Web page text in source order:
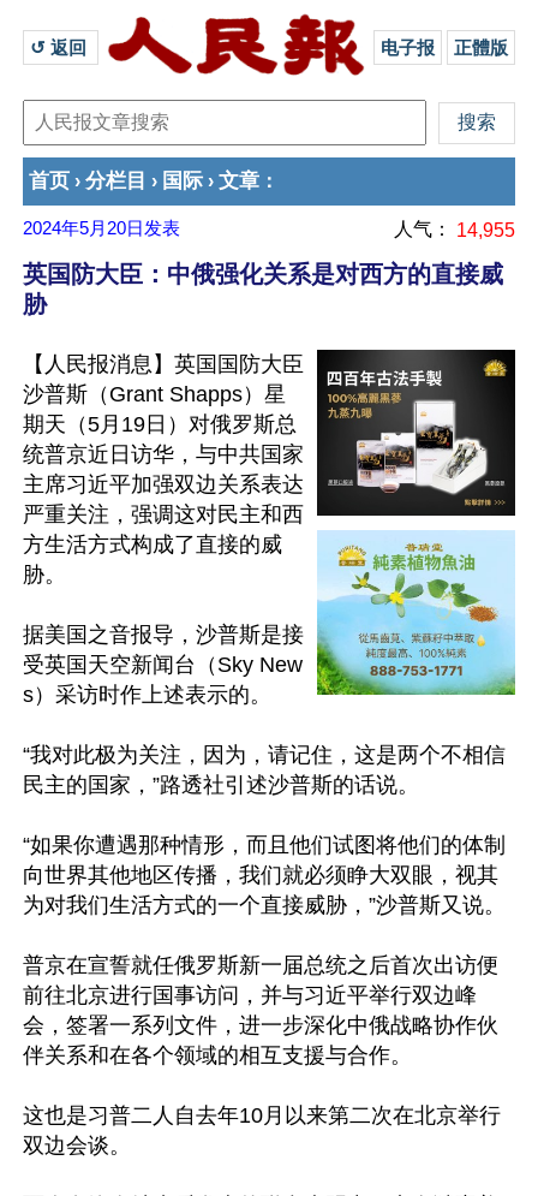
↺ 返回 电子报 正體版
首页 › 分栏目 › 国际 › 文章 ：
2024年5月20日 发表 人气： 14,955
英国防大臣：中俄强化关系是对西方的直接威
胁
【人民报消息】英国国防大臣
沙普斯（Grant Shapps）星
期天（5月19日）对俄罗斯总
统普京近日访华，与中共国家
主席习近平加强双边关系表达
严重关注，强调这对民主和西
方生活方式构成了直接的威
胁。
据美国之音报导，沙普斯是接
受英国天空新闻台（Sky New
s）采访时作上述表示的。
“我对此极为关注，因为，请记住，这是两个不相信
民主的国家，”路透社引述沙普斯的话说。
“如果你遭遇那种情形，而且他们试图将他们的体制
向世界其他地区传播，我们就必须睁大双眼，视其
为对我们生活方式的一个直接威胁，”沙普斯又说。
普京在宣誓就任俄罗斯新一届总统之后首次出访便
前往北京进行国事访问，并与习近平举行双边峰
会，签署一系列文件，进一步深化中俄战略协作伙
伴关系和在各个领域的相互支援与合作。
这也是习普二人自去年10月以来第二次在北京举行
双边会谈。